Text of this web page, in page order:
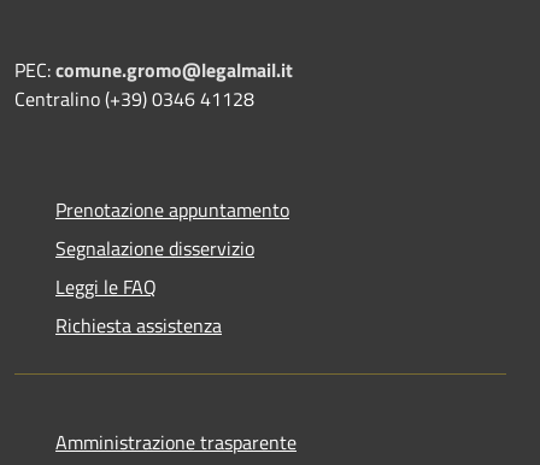
PEC:comune.gromo@legalmail.it
Centralino (+39) 0346 41128
Prenotazione appuntamento
Segnalazione disservizio
Leggi le FAQ
Richiesta assistenza
Amministrazione trasparente